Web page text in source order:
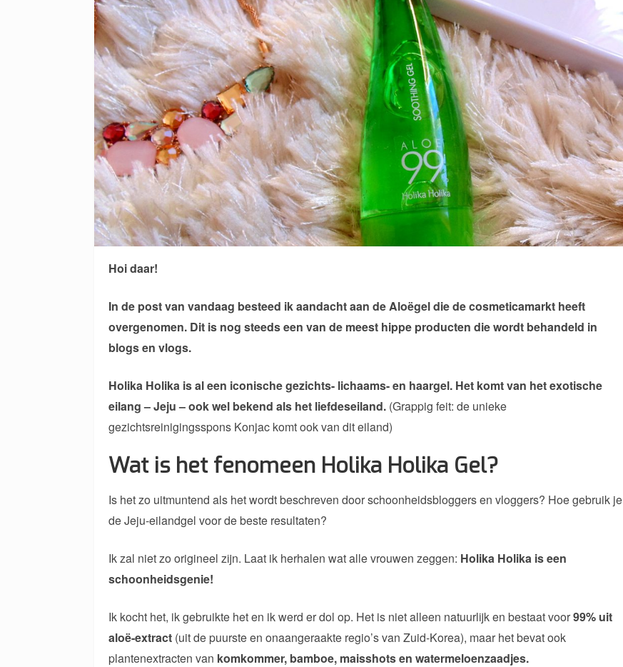
Hoi daar!
In de post van vandaag besteed ik aandacht aan de Aloëgel die de cosmeticamarkt heeft
overgenomen. Dit is nog steeds een van de meest hippe producten die wordt behandeld in
blogs en vlogs.
Holika Holika is al een iconische gezichts- lichaams- en haargel. Het komt van het exotische
eilang – Jeju – ook wel bekend als het liefdeseiland. (Grappig feit: de unieke
gezichtsreinigingsspons Konjac komt ook van dit eiland)
Wat is het fenomeen Holika Holika Gel?
Is het zo uitmuntend als het wordt beschreven door schoonheidsbloggers en vloggers? Hoe gebruik je
de Jeju-eilandgel voor de beste resultaten?
Ik zal niet zo origineel zijn. Laat ik herhalen wat alle vrouwen zeggen: Holika Holika is een
schoonheidsgenie!
Ik kocht het, ik gebruikte het en ik werd er dol op. Het is niet alleen natuurlijk en bestaat voor99% uit
aloë-extract (uit de puurste en onaangeraakte regio’s van Zuid-Korea), maar het bevat ook
plantenextracten van komkommer, bamboe, maisshots en watermeloenzaadjes.